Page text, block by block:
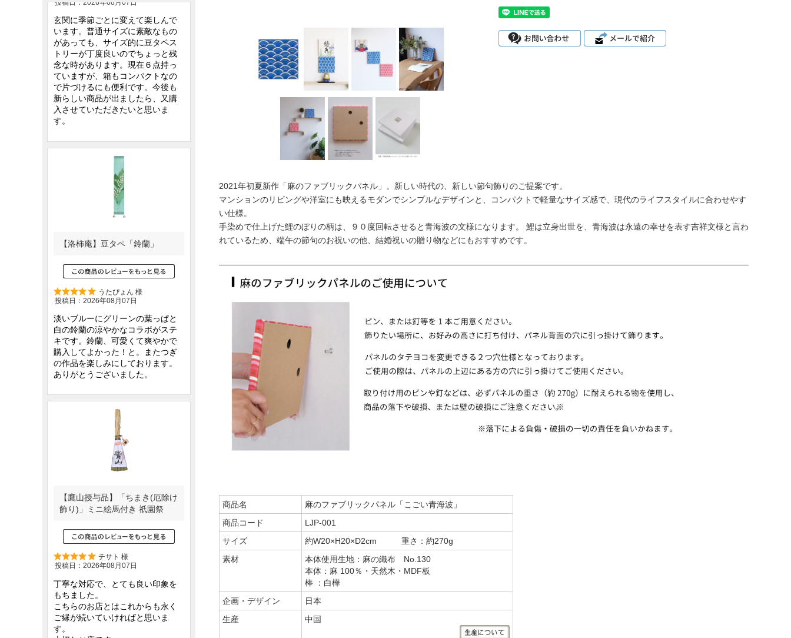
2021年初夏新作「麻のファブリックパネル」。新しい時代の、新しい節句飾りのご提案です。
マンションのリビングや洋室にも映えるモダンでシンプルなデザインと、コンパクトで軽量なサイズ感で、現代のライフスタイルに合わせやす
い仕様。
手染めで仕上げた鯉のぼりの柄は、９０度回転させると青海波の文様になります。 鯉は立身出世を、青海波は永遠の幸せを表す吉祥文様と言わ
れているため、端午の節句のお祝いの他、結婚祝いの贈り物などにもおすすめです。
商品名
麻のファブリックパネル「こごい青海波」
商品コード
LJP-001
サイズ
約W20×H20×D2cm 重さ：約270g
素材
本体使用生地：麻の織布 No.130
本体：麻 100％・天然木・MDF板
棒 ：白樺
企画・デザイン
日本
生産
中国